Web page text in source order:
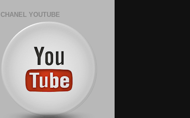
CHANEL YOUTUBE